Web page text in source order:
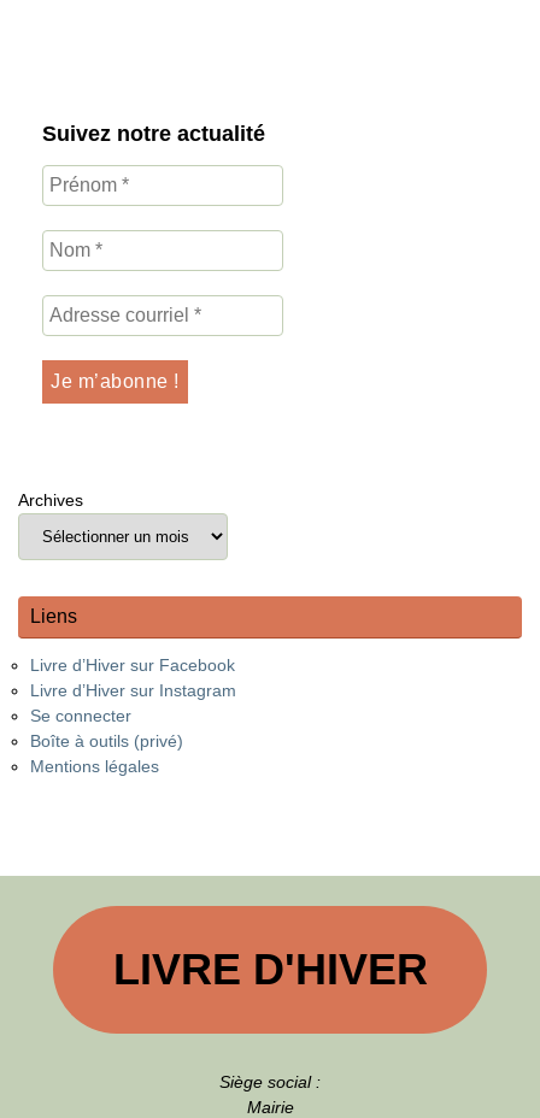
Suivez notre actualité
Archives
Liens
Livre d’Hiver sur Facebook
Livre d’Hiver sur Instagram
Se connecter
Boîte à outils (privé)
Mentions légales
LIVRE D'HIVER
Siège social :
Mairie